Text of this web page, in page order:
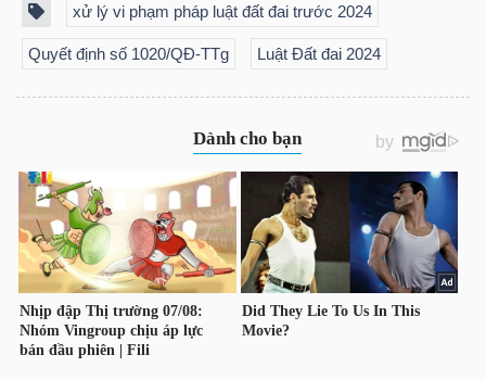
xử lý vi phạm pháp luật đất đai trước 2024
Quyết định số 1020/QĐ-TTg Luật Đất đai 2024
TIÊU
DÙNG
KHÔNG
THIẾT